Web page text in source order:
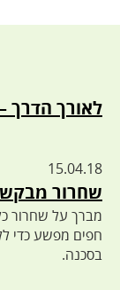
לאורך הדרך
15.04.18
שחרור
מברך על שחרור
חפים מפשע כדי
בסכנה.